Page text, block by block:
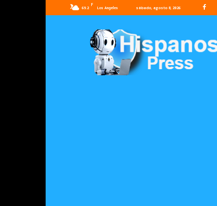
69.2
F
Los Angeles sábado, agosto 8, 2026
Press